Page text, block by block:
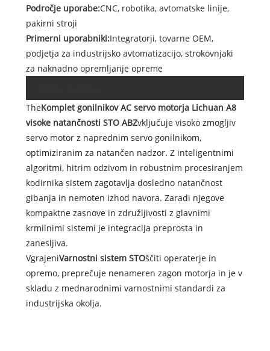
Področje uporabe:CNC, robotika, avtomatske linije,
pakirni stroji
Primerni uporabniki:Integratorji, tovarne OEM,
podjetja za industrijsko avtomatizacijo, strokovnjaki
za naknadno opremljanje opreme
TheKomplet gonilnikov AC servo motorja Lichuan A8
visoke natančnosti STO ABZvključuje visoko zmogljiv
servo motor z naprednim servo gonilnikom,
optimiziranim za natančen nadzor. Z inteligentnimi
algoritmi, hitrim odzivom in robustnim procesiranjem
kodirnika sistem zagotavlja dosledno natančnost
gibanja in nemoten izhod navora. Zaradi njegove
kompaktne zasnove in združljivosti z glavnimi
krmilnimi sistemi je integracija preprosta in
zanesljiva.
VgrajeniVarnostni sistem STOščiti operaterje in
opremo, preprečuje nenameren zagon motorja in je v
skladu z mednarodnimi varnostnimi standardi za
industrijska okolja.